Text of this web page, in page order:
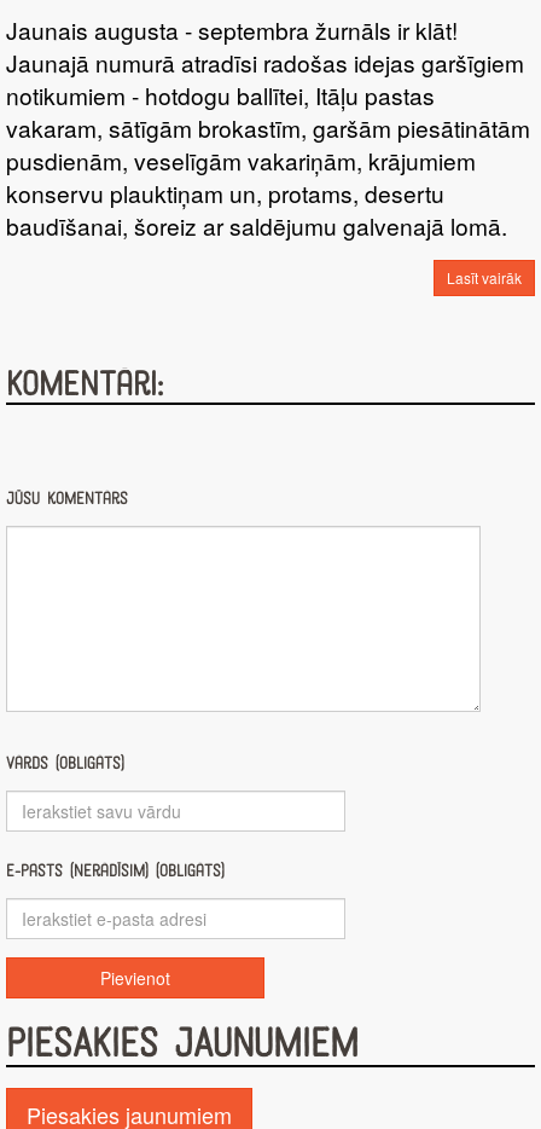
Jaunais augusta - septembra žurnāls ir klāt!
Jaunajā numurā atradīsi radošas idejas garšīgiem
notikumiem - hotdogu ballītei, Itāļu pastas
vakaram, sātīgām brokastīm, garšām piesātinātām
pusdienām, veselīgām vakariņām, krājumiem
konservu plauktiņam un, protams, desertu
baudīšanai, šoreiz ar saldējumu galvenajā lomā.
Lasīt vairāk
Komentāri:
Jūsu komentārs
Vārds (obligāts)
E-pasts (nerādīsim) (obligāts)
PIESAKIES JAUNUMIEM
Piesakies jaunumiem